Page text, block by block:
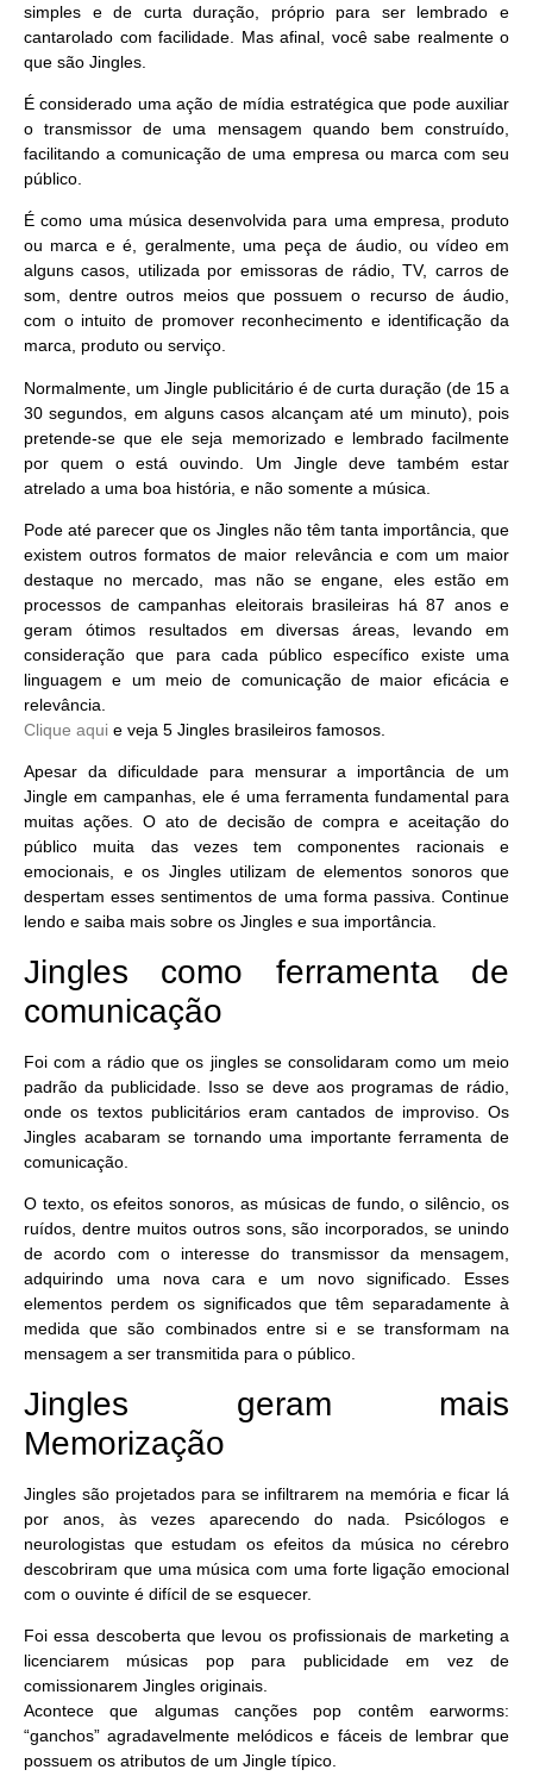
simples e de curta duração, próprio para ser lembrado e
cantarolado com facilidade. Mas afinal, você sabe realmente o
que são Jingles.
É considerado uma ação de mídia estratégica que pode auxiliar
o transmissor de uma mensagem quando bem construído,
facilitando a comunicação de uma empresa ou marca com seu
público.
É como uma música desenvolvida para uma empresa, produto
ou marca e é, geralmente, uma peça de áudio, ou vídeo em
alguns casos, utilizada por emissoras de rádio, TV, carros de
som, dentre outros meios que possuem o recurso de áudio,
com o intuito de promover reconhecimento e identificação da
marca, produto ou serviço.
Normalmente, um Jingle publicitário é de curta duração (de 15 a
30 segundos, em alguns casos alcançam até um minuto), pois
pretende-se que ele seja memorizado e lembrado facilmente
por quem o está ouvindo. Um Jingle deve também estar
atrelado a uma boa história, e não somente a música.
Pode até parecer que os Jingles não têm tanta importância, que
existem outros formatos de maior relevância e com um maior
destaque no mercado, mas não se engane, eles estão em
processos de campanhas eleitorais brasileiras há 87 anos e
geram ótimos resultados em diversas áreas, levando em
consideração que para cada público específico existe uma
linguagem e um meio de comunicação de maior eficácia e
relevância.
Clique aqui e veja 5 Jingles brasileiros famosos.
Apesar da dificuldade para mensurar a importância de um
Jingle em campanhas, ele é uma ferramenta fundamental para
muitas ações. O ato de decisão de compra e aceitação do
público muita das vezes tem componentes racionais e
emocionais, e os Jingles utilizam de elementos sonoros que
despertam esses sentimentos de uma forma passiva. Continue
lendo e saiba mais sobre os Jingles e sua importância.
Jingles como ferramenta de
comunicação
Foi com a rádio que os jingles se consolidaram como um meio
padrão da publicidade. Isso se deve aos programas de rádio,
onde os textos publicitários eram cantados de improviso. Os
Jingles acabaram se tornando uma importante ferramenta de
comunicação.
O texto, os efeitos sonoros, as músicas de fundo, o silêncio, os
ruídos, dentre muitos outros sons, são incorporados, se unindo
de acordo com o interesse do transmissor da mensagem,
adquirindo uma nova cara e um novo significado. Esses
elementos perdem os significados que têm separadamente à
medida que são combinados entre si e se transformam na
mensagem a ser transmitida para o público.
Jingles geram mais
Memorização
Jingles são projetados para se infiltrarem na memória e ficar lá
por anos, às vezes aparecendo do nada. Psicólogos e
neurologistas que estudam os efeitos da música no cérebro
descobriram que uma música com uma forte ligação emocional
com o ouvinte é difícil de se esquecer.
Foi essa descoberta que levou os profissionais de marketing a
licenciarem músicas pop para publicidade em vez de
comissionarem Jingles originais.
Acontece que algumas canções pop contêm earworms:
“ganchos” agradavelmente melódicos e fáceis de lembrar que
possuem os atributos de um Jingle típico.